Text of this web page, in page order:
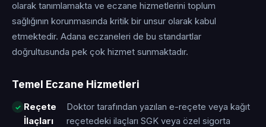
olarak tanımlamakta ve eczane hizmetlerini toplum
sağlığının korunmasında kritik bir unsur olarak kabul
etmektedir. Adana eczaneleri de bu standartlar
doğrultusunda pek çok hizmet sunmaktadır.
Temel Eczane Hizmetleri
Reçete
İlaçları
Doktor tarafından yazılan e-reçete veya kağıt
reçetedeki ilaçları SGK veya özel sigorta